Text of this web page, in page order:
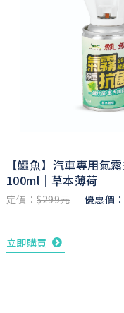
【鱷魚】汽車專用氣
100ml｜草本薄荷
定價： $299元 優惠價
立即購買